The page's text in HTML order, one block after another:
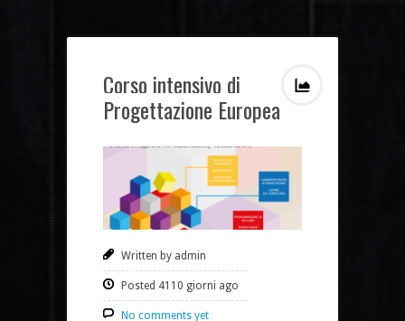
Corso intensivo di
Progettazione Europea
Written by admin
Posted 4110 giorni ago
No comments yet